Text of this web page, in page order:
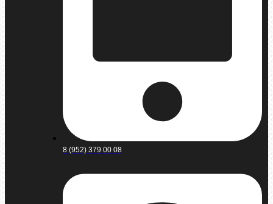
8 (952) 379 00 08